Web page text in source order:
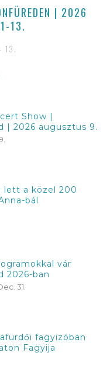
| 2026
13.
13.
Show |
| 2026 augusztus 9.
lett a közel 200
bál
vár
2026-ban
31.
fagyizóban
Fagyija